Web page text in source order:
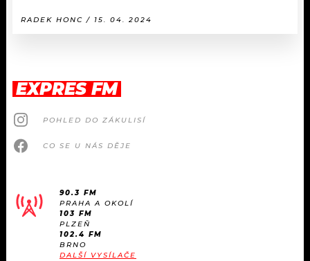
RADEK HONC / 15. 04. 2024
EXPRES FM
POHLED DO ZÁKULISÍ
CO SE U NÁS DĚJE
90.3 FM
PRAHA A OKOLÍ
103 FM
PLZEŇ
102.4 FM
BRNO
DALŠÍ VYSÍLAČE